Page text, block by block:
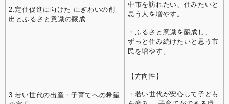
2.定住促進に向けた にぎわいの創
出とふるさと意識の醸成
中市を訪れたい、住みたいと
思う人を増やす。
・ふるさと意識を醸成し、
ずっと住み続けたいと思う市
民を増やす。
3.若い世代の出産・⼦育てへの希望
【方向性】
・若い世代が安心して子ども